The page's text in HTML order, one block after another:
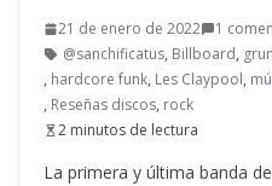
21 de enero de 2022
1
@sanchificatus, Billboard,
, hardcore funk, Les Claypool,
, Reseñas discos, rock
2 minutos de lectura
La primera y última banda